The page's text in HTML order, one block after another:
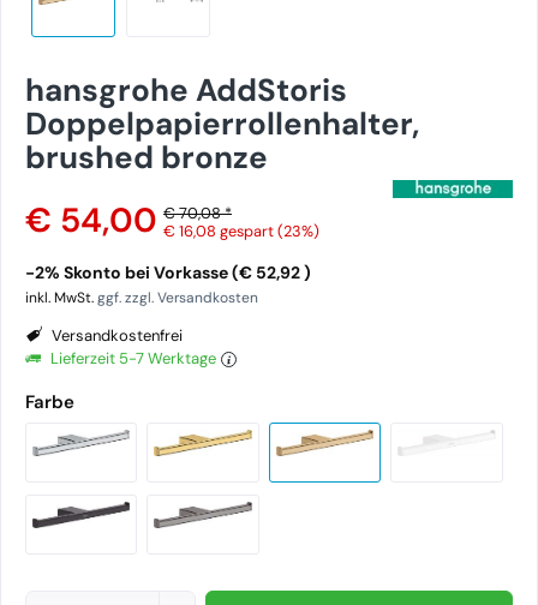
hansgrohe AddStoris
Doppelpapierrollenhalter,
brushed bronze
€ 54,00 € 70,08 *
€ 16,08 gespart (23%)
-2% Skonto bei Vorkasse (€ 52,92 )
inkl. MwSt.ggf. zzgl. Versandkosten
Versandkostenfrei
Lieferzeit 5-7 Werktage
Farbe